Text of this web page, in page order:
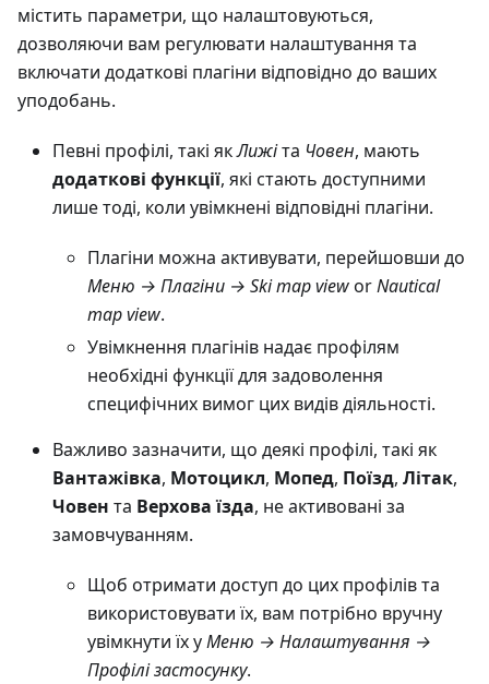
містить параметри, що налаштовуються,
дозволяючи вам регулювати налаштування та
включати додаткові плагіни відповідно до ваших
уподобань.
Певні профілі, такі якЛижіта Човен, мають
додаткові функції, які стають доступними
лише тоді, коли увімкнені відповідні плагіни.
Плагіни можна активувати, перейшовши до
Меню → Плагіни → Ski map vieworNautical
map view.
Увімкнення плагінів надає профілям
необхідні функції для задоволення
специфічних вимог цих видів діяльності.
Важливо зазначити, що деякі профілі, такі як
Вантажівка, Мотоцикл, Мопед, Поїзд, Літак,
Човен та Верхова їзда, не активовані за
замовчуванням.
Щоб отримати доступ до цих профілів та
використовувати їх, вам потрібно вручну
увімкнути їх уМеню → Налаштування →
Профілі застосунку.